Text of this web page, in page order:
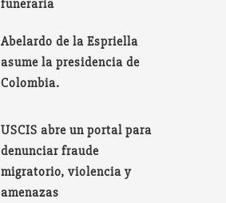
funeraria
Abelardo de la Espriella
asume la presidencia de
Colombia.
USCIS abre un portal para
denunciar fraude
migratorio, violencia y
amenazas